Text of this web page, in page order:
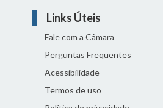
Links Úteis
Fale com a Câmara
Perguntas Frequentes
Acessibilidade
Termos de uso